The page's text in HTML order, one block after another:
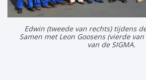
Edwin (tweede van rechts) tijdens de
Samen met Leon Goosens (vierde
van de SIGMA.